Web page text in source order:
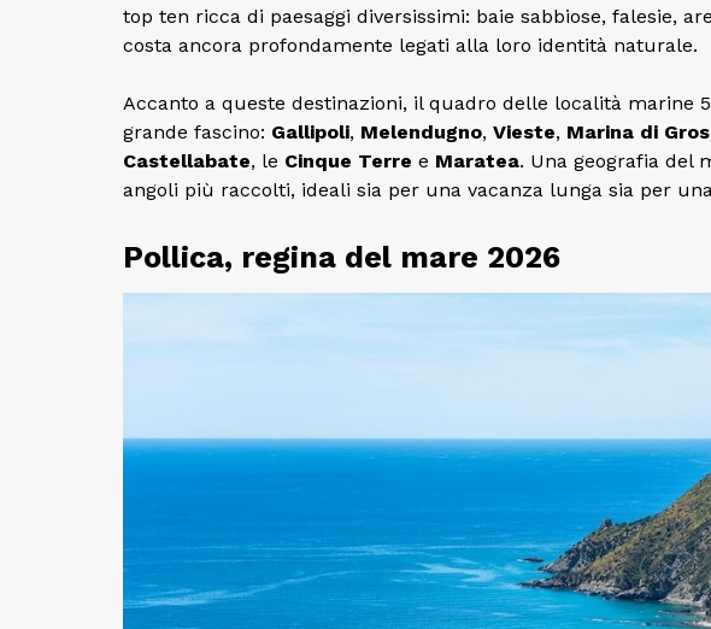
top ten ricca di paesaggi diversissimi: baie sabbiose, falesie,
costa ancora profondamente legati alla loro identità naturale.
Accanto a queste destinazioni, il quadro delle località marine
grande fascino: Gallipoli, Melendugno, Vieste, Marina di
Castellabate, le Cinque Terre e Maratea. Una geografia del
angoli più raccolti, ideali sia per una vacanza lunga sia per
Pollica, regina del mare 2026